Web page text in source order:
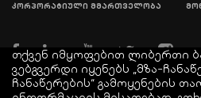
კორპორატიული მმართველობა
თქვენ იმყოფებით ლიბერთი
ვებგვერდი იყენებს „მზა-
ჩანაწერების“ გამოყენების